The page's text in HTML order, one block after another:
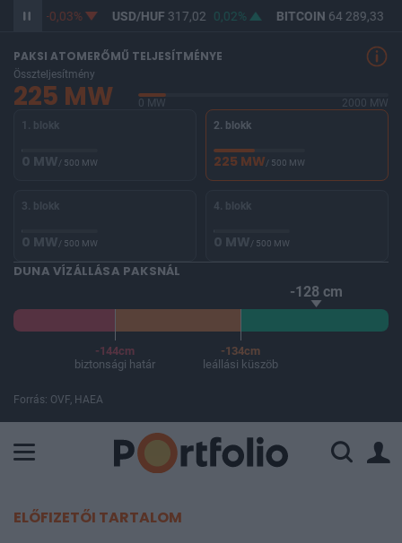
-0,03% USD/HUF317,02 0,02% BITCOIN64 289,33
PAKSI ATOMERŐMŰ TELJESÍTMÉNYE
Összteljesítmény
225 MW 0 MW
2000 MW
1. blokk
0 MW/ 500 MW
2. blokk
225 MW/ 500 MW
3. blokk
0 MW/ 500 MW
4. blokk
0 MW/ 500 MW
DUNA VÍZÁLLÁSA PAKSNÁL
-128 cm
-144cm
biztonsági határ
-134cm
leállási küszöb
Forrás: OVF, HAEA
ELŐFIZETŐI TARTALOM